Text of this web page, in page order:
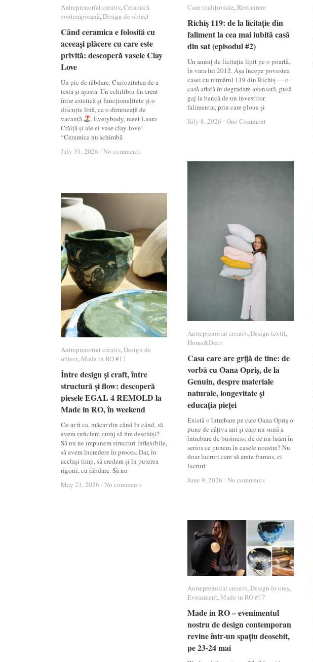
Antreprenoriat creativ,Ceramică
contemporană,Design de obiect
Când ceramica e folosită cu
aceeași plăcere cu care este
privită: descoperă vasele Clay
Love
Un pic de răbdare. Curiozitatea de a
testa și ajusta. Un echilibru fin creat
între estetică și funcționalitate și o
discuție lină, ca o dimineață de
vacanță
. Everybody, meet Laura
Crăiță și ale ei vase clay-love!
“Ceramica nu schimbă
July 31, 2026 / No comments
Antreprenoriat creativ Ceramică
contemporană Design de obiect
Când ceramica e folosită cu
aceeași plăcere cu care este
privită: descoperă vasele Clay
Love
July 31, 2026 / No comments
Case tradiționale,Restaurare
Richiș 119: de la licitație din
faliment la cea mai iubită casă
din sat (episodul #2)
Un anunț de licitație lipit pe o poartă,
în vara lui 2012. Așa începe povestea
casei cu numărul 119 din Richiș — o
casă aflată în degradare avansată, pusă
gaj la bancă de un investitor
falimentar, prin care ploua și
July 8, 2026 / One Comment
Case tradiționale Restaurare
Richiș 119: de la licitație din
faliment la cea mai iubită casă
din sat (episodul #2)
July 8, 2026 / One Comment
Antreprenoriat creativ,Design textil,
Home&Deco
Casa care are grijă de tine: de
vorbă cu Oana Opriș, de la
Genuin, despre materiale
naturale, longevitate și
educația pieței
Există o întrebare pe care Oana Opriș o
pune de câțiva ani și care nu sună a
întrebare de business: de ce nu luăm în
serios ce punem în casele noastre? Nu
doar lucruri care să arate frumos, ci
lucruri
June 9, 2026 / No comments
Antreprenoriat creativ Design textil
Home&Deco
Casa care are grijă de tine: de
vorbă cu Oana Opriș, de la
Genuin, despre materiale
naturale, longevitate și
educația pieței
June 9, 2026 / No comments
Antreprenoriat creativ,Design de
obiect,Made in RO #17
Între design și craft, între
structură și flow: descoperă
piesele EGAL 4 REMOLD la
Made in RO, în weekend
Ce-ar fi ca, măcar din când în când, să
avem suficient curaj să fim deschiși?
Să nu ne impunem structuri inflexibile,
să avem încredere în proces. Dar, în
același timp, să credem și în puterea
rigorii, cu răbdare. Să nu
May 21, 2026 / No comments
Antreprenoriat creativ Design de
obiect Made in RO #17
Între design și craft, între
structură și flow: descoperă
piesele EGAL 4 REMOLD la
Made in RO, în weekend
May 21, 2026 / No comments
Antreprenoriat creativ,Design în oraș,
Eveniment,Made in RO #17
Made in RO – evenimentul
nostru de design contemporan
revine într-un spațiu deosebit,
pe 23-24 mai
Antreprenoriat creativ Design în oraș
Eveniment Made in RO #17
Made in RO – evenimentul
nostru de design contemporan
revine într-un spațiu deosebit,
pe 23-24 mai